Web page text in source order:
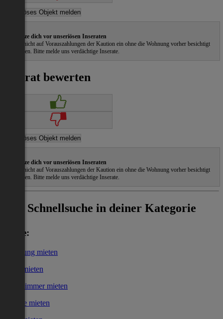
Schütze dich vor unseriösen Inseraten
Gehe nicht auf Vorauszahlungen der Kaution ein ohne die Wohnung vorher besichtigt
zu haben. Bitte melde uns verdächtige Inserate.
Inserat bewerten
Schütze dich vor unseriösen Inseraten
Gehe nicht auf Vorauszahlungen der Kaution ein ohne die Wohnung vorher besichtigt
zu haben. Bitte melde uns verdächtige Inserate.
Schnellsuche in deiner Kategorie
Miete:
Wohnung mieten
Haus mieten
WG-Zimmer mieten
Garage mieten